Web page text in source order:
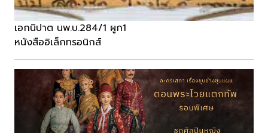
เอกนิปาต นพ.บ.284/1 ผูก1
หนังสืออิเล็กทรอนิกส์